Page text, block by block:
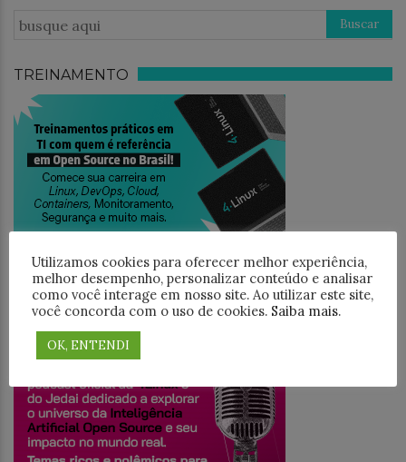
TREINAMENTO
JEDAICAST
Utilizamos cookies para oferecer melhor experiência,
melhor desempenho, personalizar conteúdo e analisar
como você interage em nosso site. Ao utilizar este site,
você concorda com o uso de cookies. Saiba mais.
OK, ENTENDI